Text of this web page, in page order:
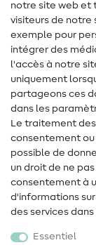
Lexique de
Tutos de couture
Aide &
Contact
Changement de
FAQ
Droit de
Populaire
notre site web et
visiteurs de notre
exemple pour
intégrer des
l'accès à notre
uniquement
partageons ces
dans les
Le traitement
consentement
possible de
un droit de ne
consentement à
d'informations
des services
Essentiel